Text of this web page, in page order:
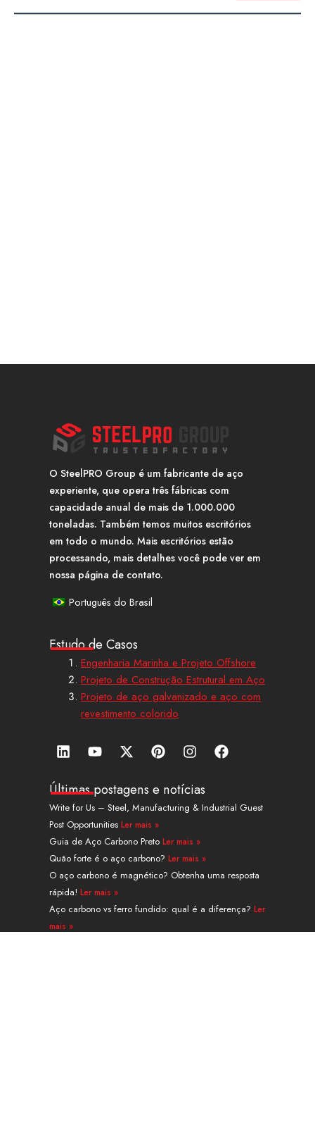
O SteelPRO Group é um fabricante de aço
experiente, que opera três fábricas com
capacidade anual de mais de 1.000.000
toneladas. Também temos muitos escritórios
em todo o mundo. Mais escritórios estão
processando, mais detalhes você pode ver em
nossa página de contato.
Português do Brasil
Estudo de Casos
Engenharia Marinha e Projeto Offshore
Projeto de Construção Estrutural em Aço
Projeto de aço galvanizado e aço com
revestimento colorido
L
i
k
e
d
i
n
Y
o
t
u
b
e
X
-
w
i
t
t
e
r
P
i
t
e
r
e
s
t
I
n
t
a
g
a
m
F
a
b
o
Últimas postagens e notícias
Write for Us – Steel, Manufacturing & Industrial Guest
Post Opportunities Ler mais »
Guia de Aço Carbono Preto Ler mais »
Quão forte é o aço carbono? Ler mais »
O aço carbono é magnético? Obtenha uma resposta
rápida! Ler mais »
Aço carbono vs ferro fundido: qual é a diferença? Ler
mais »